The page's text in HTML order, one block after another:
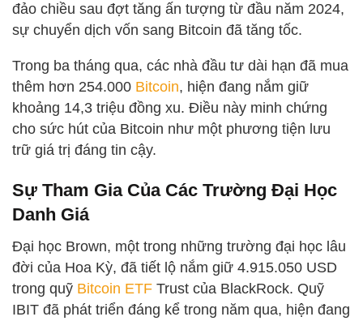
đảo chiều sau đợt tăng ấn tượng từ đầu năm 2024,
sự chuyển dịch vốn sang Bitcoin đã tăng tốc.
Trong ba tháng qua, các nhà đầu tư dài hạn đã mua
thêm hơn 254.000 Bitcoin, hiện đang nắm giữ
khoảng 14,3 triệu đồng xu. Điều này minh chứng
cho sức hút của Bitcoin như một phương tiện lưu
trữ giá trị đáng tin cậy.
Sự Tham Gia Của Các Trường Đại Học
Danh Giá
Đại học Brown, một trong những trường đại học lâu
đời của Hoa Kỳ, đã tiết lộ nắm giữ 4.915.050 USD
trong quỹ Bitcoin ETF Trust của BlackRock. Quỹ
IBIT đã phát triển đáng kể trong năm qua, hiện đang